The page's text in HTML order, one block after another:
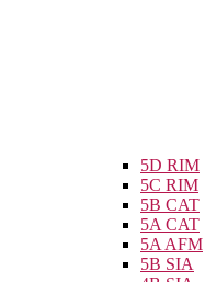
5D RIM
5C RIM
5B CAT
5A CAT
5A AFM
5B SIA